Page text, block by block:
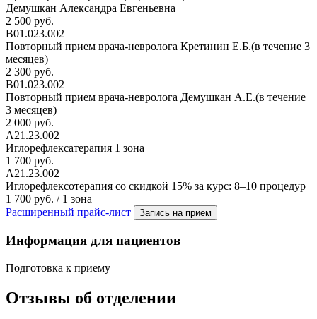
Демушкан Александра Евгеньевна
2 500 руб.
В01.023.002
Повторный прием врача-невролога Кретинин Е.Б.(в течение 3
месяцев)
2 300 руб.
В01.023.002
Повторный прием врача-невролога Демушкан А.Е.(в течение
3 месяцев)
2 000 руб.
А21.23.002
Иглорефлексатерапия 1 зона
1 700 руб.
А21.23.002
Иглорефлексотерапия со скидкой 15% за курс: 8–10 процедур
1 700 руб. / 1 зона
Расширенный прайс-лист
Запись на прием
Информация для пациентов
Подготовка к приему
Отзывы об отделении